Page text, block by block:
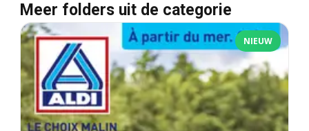
Meer folders uit de categorie
NIEUW